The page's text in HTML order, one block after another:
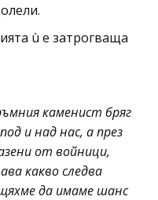
ù е затрогваща
каменист бряг
и над нас, а през
от войници,
какво следва
да имаме шанс